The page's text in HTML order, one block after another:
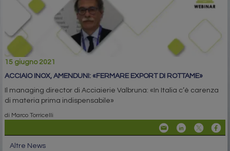
15 giugno 2021
ACCIAIO INOX, AMENDUNI: «FERMARE EXPORT DI ROTTAME»
Il managing director di Acciaierie Valbruna: «In Italia c’è carenza
di materia prima indispensabile»
di Marco Torricelli
Altre News